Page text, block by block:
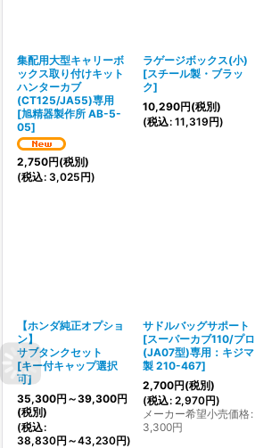
集配用大型キャリーボ
ックス取り付けキット
ハンターカブ
(CT125/JA55)専用
[旭精器製作所 AB-5-
05]
2,750円(税別)
(税込: 3,025円)
ラゲージボックス(小)
[スチール製・ブラッ
ク]
10,290円(税別)
(税込: 11,319円)
【ホンダ純正オプショ
ン】
サブタンクセット
[キー付キャップ選択
可]
35,300円 ～39,300円
(税別)
(税込:
38,830円 ～43,230円)
サドルバッグサポート
[スーパーカブ110/プロ
(JA07型)専用：キジマ
製 210-467]
2,700円(税別)
(税込: 2,970円)
メーカー希望小売価格:
3,300円